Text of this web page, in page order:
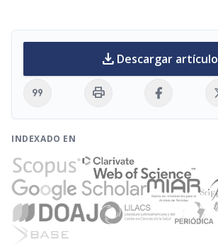
download Descargar artículo
format_quote print
INDEXADO EN